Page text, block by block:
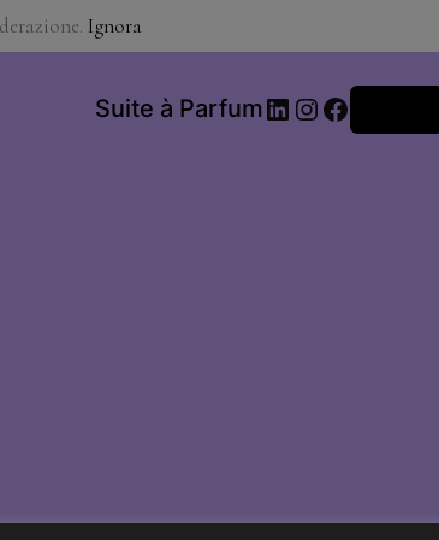
Ignora
Suite à ParfumLinkedIn
Instagram
Facebook